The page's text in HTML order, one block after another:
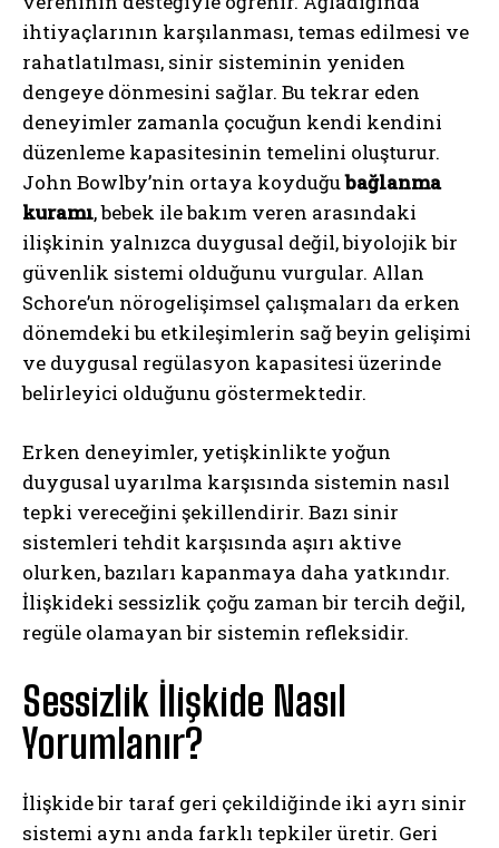
ihtiyaçlarının karşılanması, temas edilmesi ve
rahatlatılması, sinir sisteminin yeniden
dengeye dönmesini sağlar. Bu tekrar eden
deneyimler zamanla çocuğun kendi kendini
düzenleme kapasitesinin temelini oluşturur.
John Bowlby’nin ortaya koyduğubağlanma
kuramı, bebek ile bakım veren arasındaki
ilişkinin yalnızca duygusal değil, biyolojik bir
güvenlik sistemi olduğunu vurgular. Allan
Schore’un nörogelişimsel çalışmaları da erken
dönemdeki bu etkileşimlerin sağ beyin gelişimi
ve duygusal regülasyon kapasitesi üzerinde
belirleyici olduğunu göstermektedir.
Erken deneyimler, yetişkinlikte yoğun
duygusal uyarılma karşısında sistemin nasıl
tepki vereceğini şekillendirir. Bazı sinir
sistemleri tehdit karşısında aşırı aktive
olurken, bazıları kapanmaya daha yatkındır.
İlişkideki sessizlik çoğu zaman bir tercih değil,
regüle olamayan bir sistemin refleksidir.
Sessizlik İlişkide Nasıl
Yorumlanır?
İlişkide bir taraf geri çekildiğinde iki ayrı sinir
sistemi aynı anda farklı tepkiler üretir. Geri